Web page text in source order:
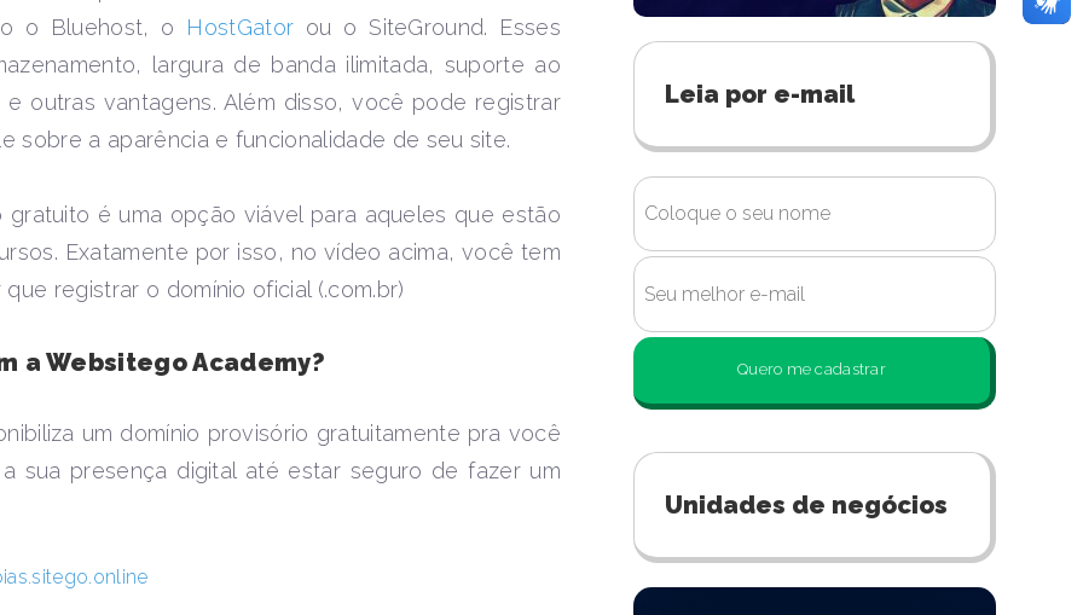
o Bluehost, o HostGator ou o SiteGround. Esses
largura de banda ilimitada, suporte ao
outras vantagens. Além disso, você pode registrar
sobre a aparência e funcionalidade de seu site.
gratuito é uma opção viável para aqueles que estão
Exatamente por isso, no vídeo acima, você tem
registrar o domínio oficial (.com.br)
a Websitego Academy?
um domínio provisório gratuitamente pra você
sua presença digital até estar seguro de fazer um
Leia por e-mail
Quero me cadastrar
Unidades de negócios